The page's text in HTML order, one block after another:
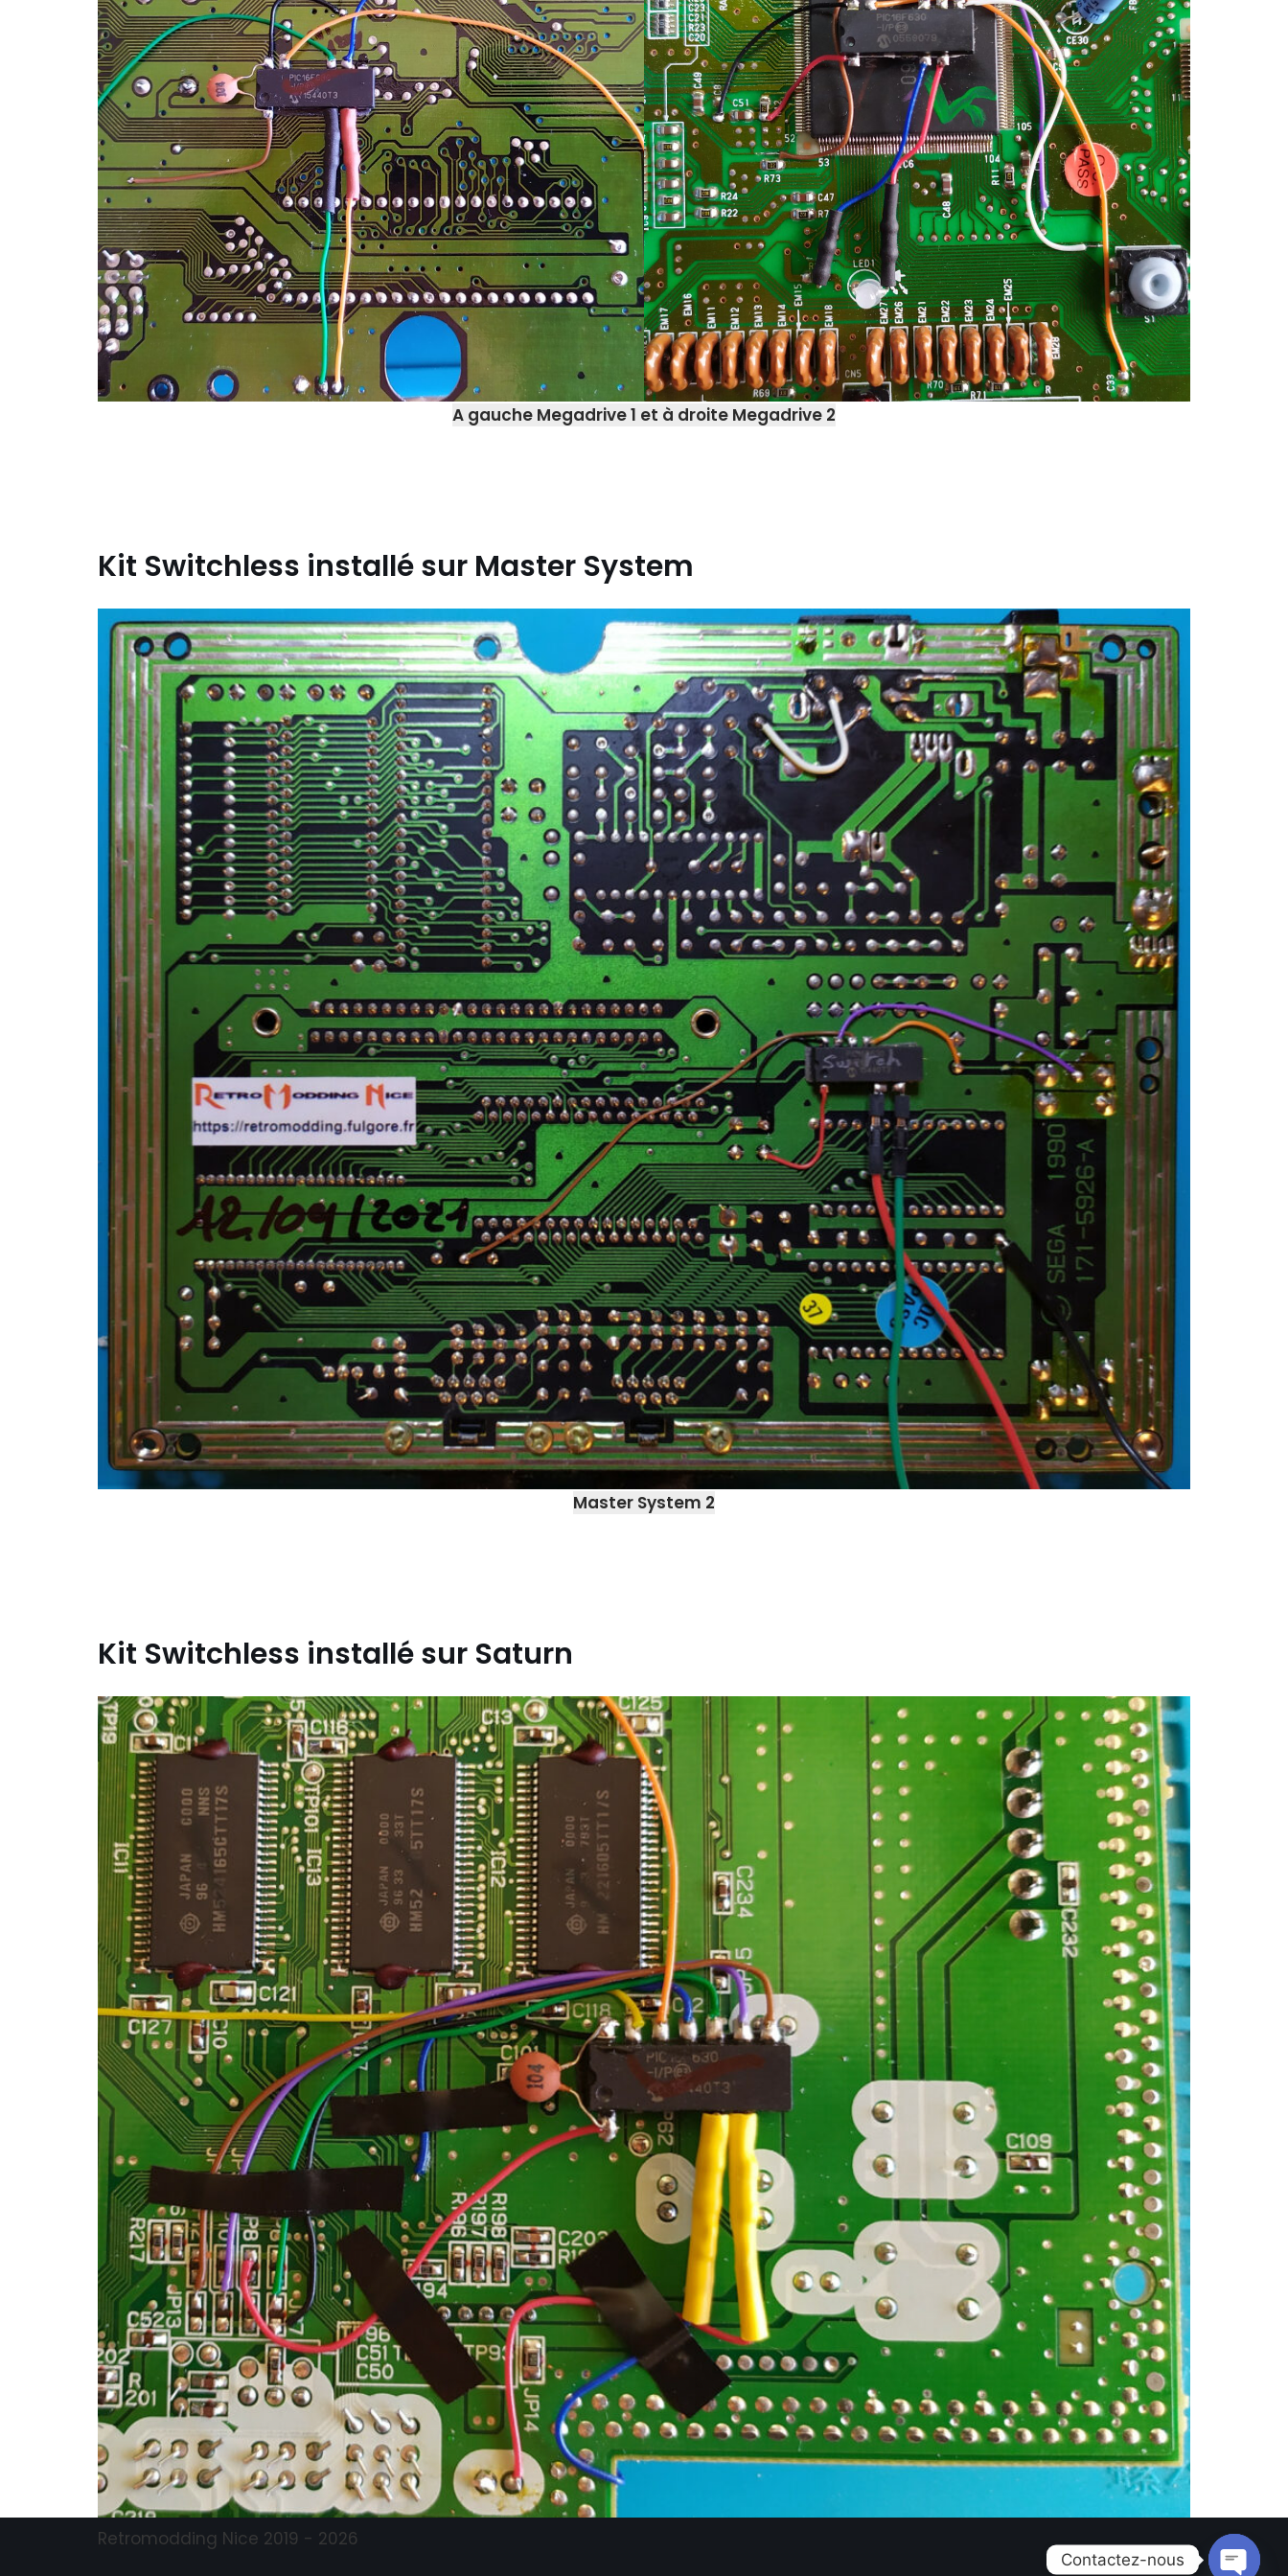
A gauche Megadrive 1 et à droite Megadrive 2
Kit Switchless installé sur Master System
Master System 2
Kit Switchless installé sur Saturn
Retromodding Nice 2019 - 2026
Contactez-nous